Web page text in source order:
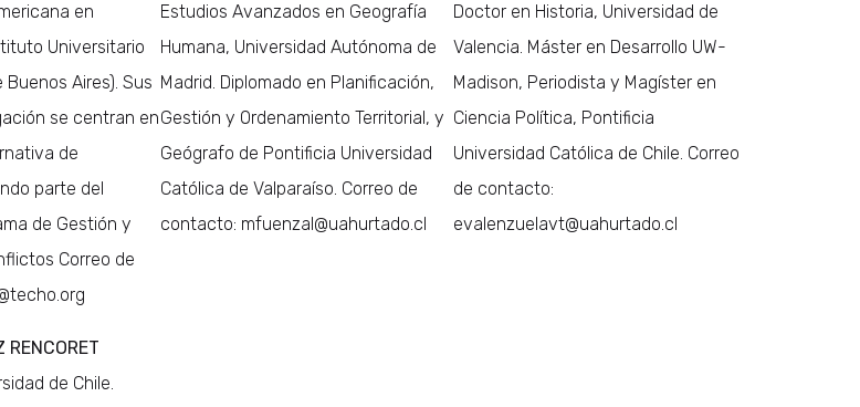
en
Universitario
Aires). Sus
se centran en
de
parte del
de Gestión y
Correo de
Estudios Avanzados en Geografía
Humana, Universidad Autónoma de
Madrid. Diplomado en Planificación,
Gestión y Ordenamiento Territorial, y
Geógrafo de Pontificia Universidad
Católica de Valparaíso. Correo de
contacto: mfuenzal@uahurtado.cl
Doctor en Historia, Universidad de
Valencia. Máster en Desarrollo UW-
Madison, Periodista y Magíster en
Ciencia Política, Pontificia
Universidad Católica de Chile. Correo
de contacto:
evalenzuelavt@uahurtado.cl
RENCORET
de Chile.